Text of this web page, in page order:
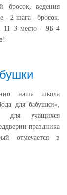
бросок, ведения
- 2 шага - бросок.
11 3 место - 9Б 4
наша школа
для бабушки»,
для учащихся
праздника
отмечается в